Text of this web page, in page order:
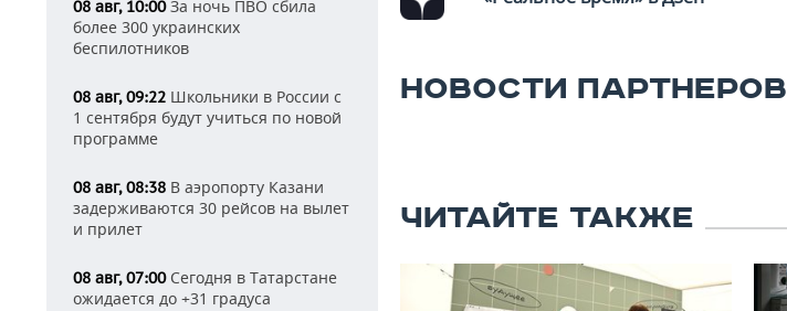
08 авг, 10:00За ночь ПВО сбила
более 300 украинских
беспилотников
08 авг, 09:22 Школьники в России с
1 сентября будут учиться по новой
программе
08 авг, 08:38 В аэропорту Казани
задерживаются 30 рейсов на вылет
и прилет
08 авг, 07:00Сегодня в Татарстане
ожидается до +31 градуса
НОВОСТИ ПАРТНЕРОВ
ЧИТАЙТЕ ТАКЖЕ